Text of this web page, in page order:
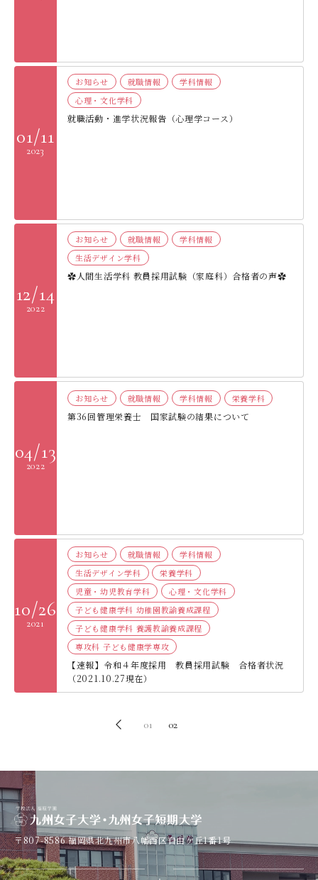
01/11
2023
お知らせ 就職情報
学科情報
心理・文化学科
就職活動・進学状況報告（心理学コース）
12/14
2022
お知らせ 就職情報
学科情報
生活デザイン学科
✿人間生活学科 教員採用試験（家庭科）合格者の声✿
04/13
2022
お知らせ 就職情報 学科情報 栄養学科
第36回管理栄養士 国家試験の結果について
10/26
2021
お知らせ 就職情報
学科情報
生活デザイン学科
栄養学科
児童・幼児教育学科
心理・文化学科
子ども健康学科 幼稚園教諭養成課程
子ども健康学科 養護教諭養成課程
専攻科 子ども健康学専攻
【速報】令和４年度採用 教員採用試験 合格者状況
（2021.10.27現在）
01 02
〒807-8586福岡県北九州市八幡西区自由ケ丘1番1号